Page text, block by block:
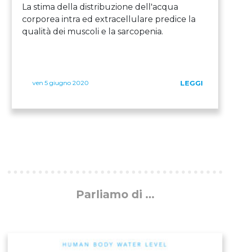
La stima della distribuzione dell'acqua
corporea intra ed extracellulare predice la
qualità dei muscoli e la sarcopenia.
ven 5 giugno 2020 LEGGI
Parliamo di ...